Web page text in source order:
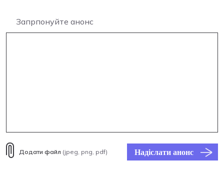
Запрпонуйте анонс
Додати файл (jpeg, png, pdf) Надіслати анонс